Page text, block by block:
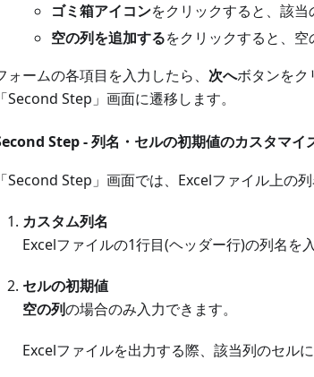
ゴミ箱アイコンをクリックすると、該
空の列を追加するをクリックすると、
ォームの各項目を入力したら、 次へボタンをク
「Second Step」画面に遷移します。
Step - 列名・セルの初期値のカスタマイ
「Second Step」画面では、Excelファイル上の
カスタム列名
Excelファイルの1行目(ヘッダー行)の列名を
セルの初期値
空の列の場合のみ入力できます。
Excelファイルを出力する際、該当列のセル